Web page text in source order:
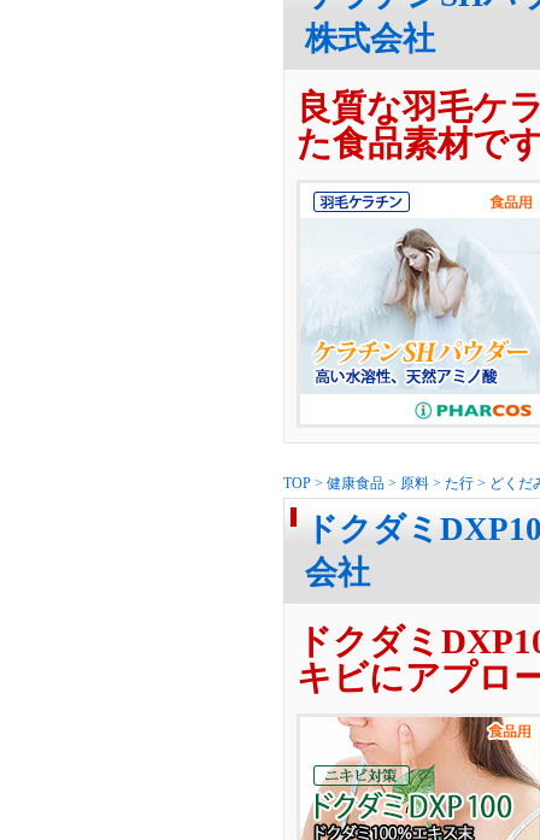
株式会社
良質な羽毛ケ
た食品素材で
TOP > 健康食品 > 原料 > た行 > どくだ
ドクダミ
会社
ドクダミ
キビにアプロ